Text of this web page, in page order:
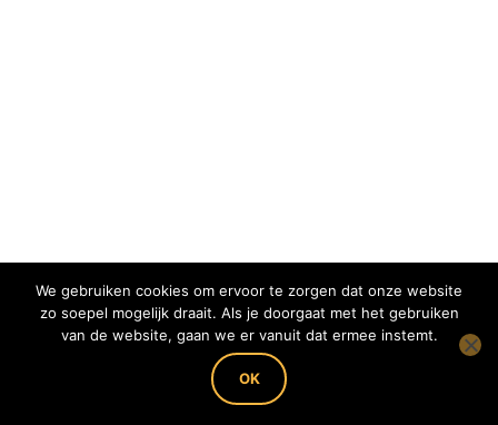
Copyright 2022 Imkerij BEEing Pure - KvK:
62728768 - BTW nummer: NL001826671B79 -
IBAN: NL88RABO0302118454
We gebruiken cookies om ervoor te zorgen dat onze website
zo soepel mogelijk draait. Als je doorgaat met het gebruiken
van de website, gaan we er vanuit dat ermee instemt.
OK